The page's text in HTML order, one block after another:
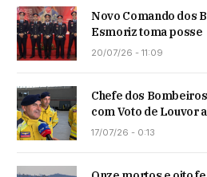
Novo Comando dos
Esmoriz toma posse
20/07/26 - 11:09
Chefe dos
com Voto de Louvor
17/07/26 - 0:13